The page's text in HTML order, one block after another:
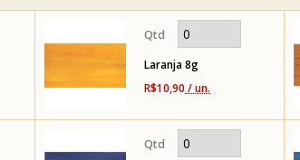
Laranja 8g
R$10,90 / un.